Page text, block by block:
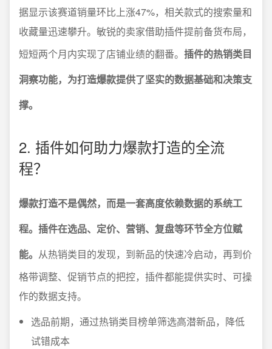
据显示该赛道销量环比上涨47%，相关款式的搜索量和
收藏量迅速攀升。敏锐的卖家借助插件提前备货布局，
短短两个月内实现了店铺业绩的翻番。 插件的热销类目
洞察功能，为打造爆款提供了坚实的数据基础和决策支
撑。
2. 插件如何助力爆款打造的全流
程？
爆款打造不是偶然，而是一套高度依赖数据的系统工
程。插件在选品、定价、营销、复盘等环节全方位赋
能。 从热销类目的发现，到新品的快速冷启动，再到价
格带调整、促销节点的把控，插件都能提供实时、可操
作的数据支持。
选品前期，通过热销类目榜单筛选高潜新品，降低
试错成本